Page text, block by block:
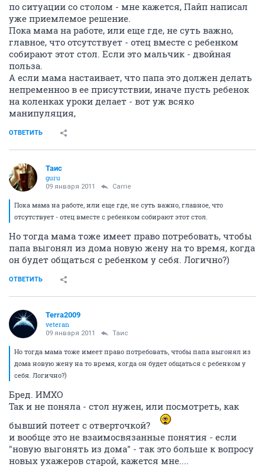
по ситуации со столом - мне кажется, Пайп написал
уже приемлемое решение.
Пока мама на работе, или еще где, не суть важно,
главное, что отсутствует - отец вместе с ребенком
собирают этот стол. Если это мальчик - двойная
польза.
А если мама настаивает, что папа это должен делать
непременноо в ее присутствии, иначе пусть ребенок
на коленках уроки делает - вот уж всяко
манипуляция,
ОТВЕТИТЬ
Таис
guru
09 января 2011 Carrie
Пока мама на работе, или еще где, не суть важно, главное, что
отсутствует - отец вместе с ребенком собирают этот стол.
Но тогда мама тоже имеет право потребовать, чтобы
папа выгонял из дома новую жену на то время, когда
он будет общаться с ребенком у себя. Логично?)
ОТВЕТИТЬ
Terra2009
veteran
09 января 2011 Таис
Но тогда мама тоже имеет право потребовать, чтобы папа выгонял из
дома новую жену на то время, когда он будет общаться с ребенком у
себя. Логично?)
Бред. ИМХО
Так и не поняла - стол нужен, или посмотреть, как
бывший потеет с отверточкой?
и вообще это не взаимосвязанные понятия - если
"новую выгонять из дома" - так это больше к вопросу
новых ухажеров старой, кажется мне....